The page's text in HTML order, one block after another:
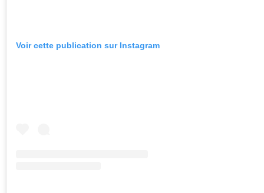
Voir cette publication sur Instagram